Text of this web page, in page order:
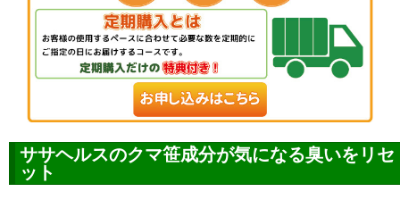
ササヘルスのクマ笹成分が気になる臭いをリセ
ット